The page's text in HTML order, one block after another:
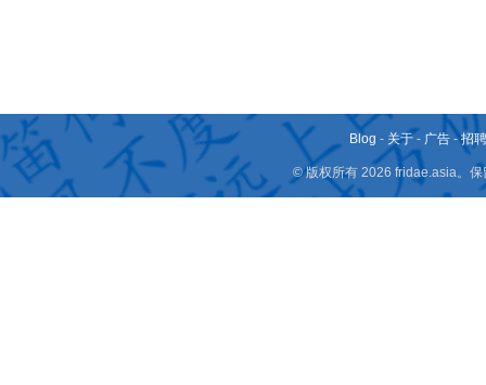
Blog - 关于 - 广告 -招
© 版权所有 2026 fridae.asia。